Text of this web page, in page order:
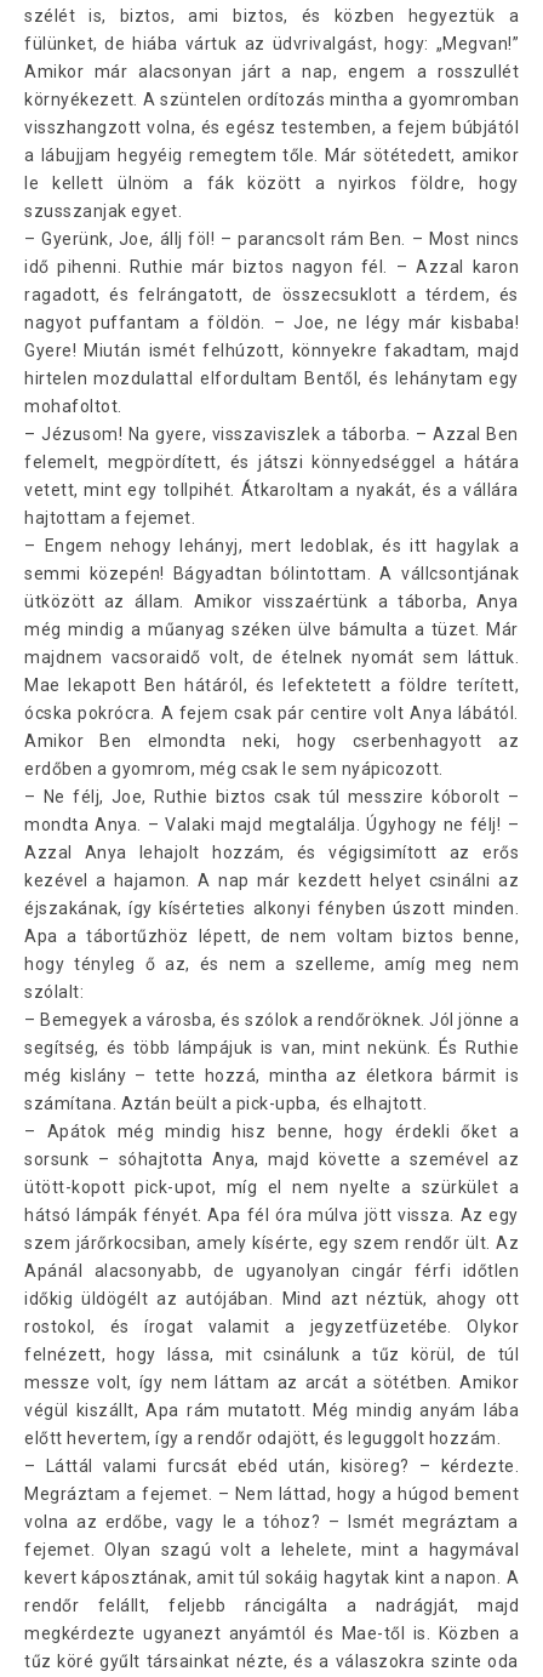
szélét is, biztos, ami biztos, és közben hegyeztük a
fülünket, de hiába vártuk az üdvrivalgást, hogy: „Megvan!”
Amikor már alacsonyan járt a nap, engem a rosszullét
környékezett. A szüntelen ordítozás mintha a gyomromban
visszhangzott volna, és egész testemben, a fejem búbjától
a lábujjam hegyéig remegtem tőle. Már sötétedett, amikor
le kellett ülnöm a fák között a nyirkos földre, hogy
szusszanjak egyet.
– Gyerünk, Joe, állj föl! – parancsolt rám Ben. – Most nincs
idő pihenni. Ruthie már biztos nagyon fél. – Azzal karon
ragadott, és felrángatott, de összecsuklott a térdem, és
nagyot puffantam a földön. – Joe, ne légy már kisbaba!
Gyere! Miután ismét felhúzott, könnyekre fakadtam, majd
hirtelen mozdulattal elfordultam Bentől, és lehánytam egy
mohafoltot.
– Jézusom! Na gyere, visszaviszlek a táborba. – Azzal Ben
felemelt, megpördített, és játszi könnyedséggel a hátára
vetett, mint egy tollpihét. Átkaroltam a nyakát, és a vállára
hajtottam a fejemet.
– Engem nehogy lehányj, mert ledoblak, és itt hagylak a
semmi közepén! Bágyadtan bólintottam. A vállcsontjának
ütközött az állam. Amikor visszaértünk a táborba, Anya
még mindig a műanyag széken ülve bámulta a tüzet. Már
majdnem vacsoraidő volt, de ételnek nyomát sem láttuk.
Mae lekapott Ben hátáról, és lefektetett a földre terített,
ócska pokrócra. A fejem csak pár centire volt Anya lábától.
Amikor Ben elmondta neki, hogy cserbenhagyott az
erdőben a gyomrom, még csak le sem nyápicozott.
– Ne félj, Joe, Ruthie biztos csak túl messzire kóborolt –
mondta Anya. – Valaki majd megtalálja. Úgyhogy ne félj! –
Azzal Anya lehajolt hozzám, és végigsimított az erős
kezével a hajamon. A nap már kezdett helyet csinálni az
éjszakának, így kísérteties alkonyi fényben úszott minden.
Apa a tábortűzhöz lépett, de nem voltam biztos benne,
hogy tényleg ő az, és nem a szelleme, amíg meg nem
szólalt:
– Bemegyek a városba, és szólok a rendőröknek. Jól jönne a
segítség, és több lámpájuk is van, mint nekünk. És Ruthie
még kislány – tette hozzá, mintha az életkora bármit is
számítana. Aztán beült a pick-upba, és elhajtott.
– Apátok még mindig hisz benne, hogy érdekli őket a
sorsunk – sóhajtotta Anya, majd követte a szemével az
ütött-kopott pick-upot, míg el nem nyelte a szürkület a
hátsó lámpák fényét. Apa fél óra múlva jött vissza. Az egy
szem járőrkocsiban, amely kísérte, egy szem rendőr ült. Az
Apánál alacsonyabb, de ugyanolyan cingár férfi időtlen
időkig üldögélt az autójában. Mind azt néztük, ahogy ott
rostokol, és írogat valamit a jegyzetfüzetébe. Olykor
felnézett, hogy lássa, mit csinálunk a tűz körül, de túl
messze volt, így nem láttam az arcát a sötétben. Amikor
végül kiszállt, Apa rám mutatott. Még mindig anyám lába
előtt hevertem, így a rendőr odajött, és leguggolt hozzám.
– Láttál valami furcsát ebéd után, kisöreg? – kérdezte.
Megráztam a fejemet. – Nem láttad, hogy a húgod bement
volna az erdőbe, vagy le a tóhoz? – Ismét megráztam a
fejemet. Olyan szagú volt a lehelete, mint a hagymával
kevert káposztának, amit túl sokáig hagytak kint a napon. A
rendőr felállt, feljebb ráncigálta a nadrágját, majd
megkérdezte ugyanezt anyámtól és Mae-től is. Közben a
tűz köré gyűlt társainkat nézte, és a válaszokra szinte oda